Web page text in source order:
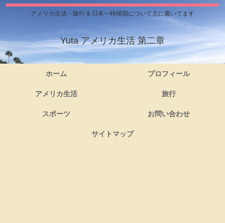
アメリカ生活・旅行 & 日本一時帰国について主に書いてます
Yuta アメリカ生活 第二章
ホーム プロフィール
アメリカ生活 旅行
スポーツ お問い合わせ
サイトマップ